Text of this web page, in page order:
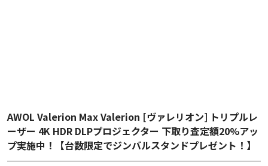
AWOL Valerion Max Valerion [ヴァレリオン] トリプルレ
ーザー 4K HDR DLPプロジェクター 下取り査定額20%アッ
プ実施中！【台数限定でジンバルスタンドプレゼント！】